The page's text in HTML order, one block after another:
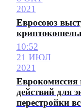
2021
Евросоюз
10:52
21 ИЮЛ
2021
действий для
перестройки